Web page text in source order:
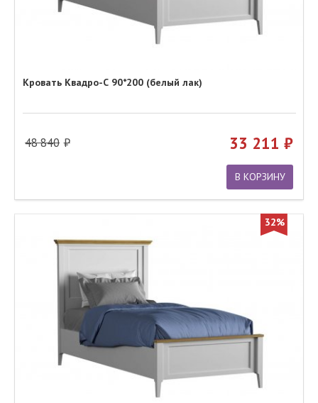
Кровать Квадро-С 90*200 (белый лак)
48 840 33 211
В КОРЗИНУ
32%